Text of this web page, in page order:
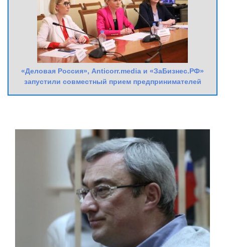
«Деловая Россия», Anticorr.media и «ЗаБизнес.РФ»
запустили совместный прием предпринимателей